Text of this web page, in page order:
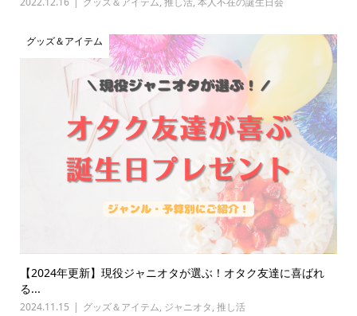
グッズ＆アイテム
【2024年更新】現役ジャニオタが選ぶ！オタク友達に喜ばれ
る...
2024.11.15 グッズ＆アイテム, ジャニオタ, 推し活